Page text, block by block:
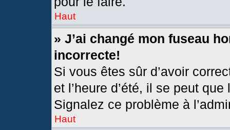
Haut
» J’ai changé mon fuseau
incorrecte!
Si vous êtes sûr d’avoir
et l’heure d’été, il se peut
Signalez ce problème à
Haut